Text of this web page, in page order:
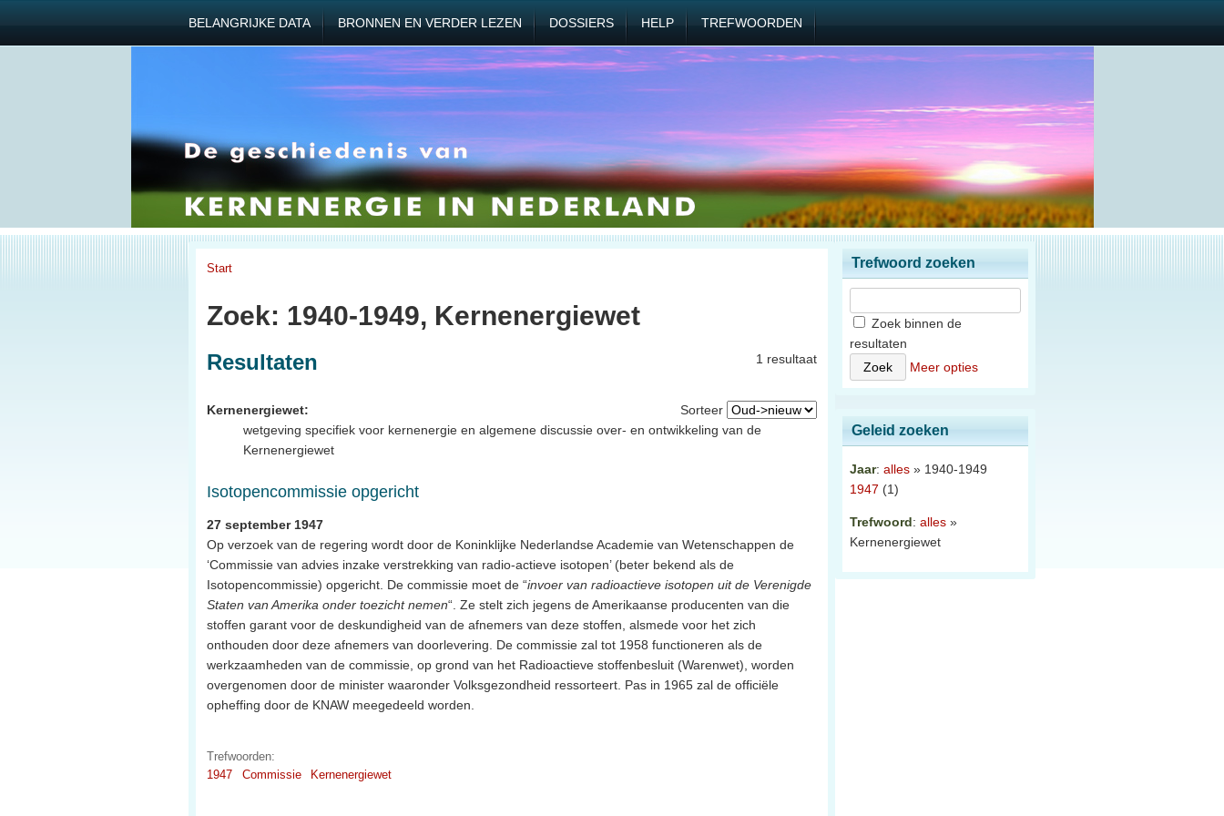
BELANGRIJKE DATA BRONNEN EN VERDER LEZEN DOSSIERS HELP TREFWOORDEN
Start
Zoek: 1940-1949, Kernenergiewet
1 resultaat
Resultaten
Sorteer
Kernenergiewet:
wetgeving specifiek voor kernenergie en algemene discussie over- en ontwikkeling van de
Kernenergiewet
Isotopencommissie opgericht
27 september 1947
Op verzoek van de regering wordt door de Koninklijke Nederlandse Academie van Wetenschappen de
‘Commissie van advies inzake verstrekking van radio-actieve isotopen’ (beter bekend als de
Isotopencommissie) opgericht. De commissie moet de “invoer van radioactieve isotopen uit de Verenigde
Staten van Amerika onder toezicht nemen“. Ze stelt zich jegens de Amerikaanse producenten van die
stoffen garant voor de deskundigheid van de afnemers van deze stoffen, alsmede voor het zich
onthouden door deze afnemers van doorlevering. De commissie zal tot 1958 functioneren als de
werkzaamheden van de commissie, op grond van het Radioactieve stoffenbesluit (Warenwet), worden
overgenomen door de minister waaronder Volksgezondheid ressorteert. Pas in 1965 zal de officiële
opheffing door de KNAW meegedeeld worden.
Trefwoorden:
1947
Commissie Kernenergiewet
Trefwoord zoeken
Zoek binnen de
resultaten
Meer opties
Geleid zoeken
Jaar: alles » 1940-1949
1947 (1)
Trefwoord: alles »
Kernenergiewet